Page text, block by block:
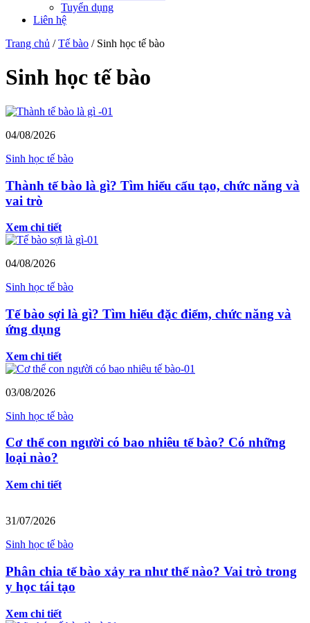
Tuyển dụng
Liên hệ
Trang chủ /Tế bào / Sinh học tế bào
Sinh học tế bào
04/08/2026
Sinh học tế bào
Thành tế bào là gì? Tìm hiểu cấu tạo, chức năng và
vai trò
Xem chi tiết
04/08/2026
Sinh học tế bào
Tế bào sợi là gì? Tìm hiểu đặc điểm, chức năng và
ứng dụng
Xem chi tiết
03/08/2026
Sinh học tế bào
Cơ thể con người có bao nhiêu tế bào? Có những
loại nào?
Xem chi tiết
31/07/2026
Sinh học tế bào
Phân chia tế bào xảy ra như thế nào? Vai trò trong
y học tái tạo
Xem chi tiết